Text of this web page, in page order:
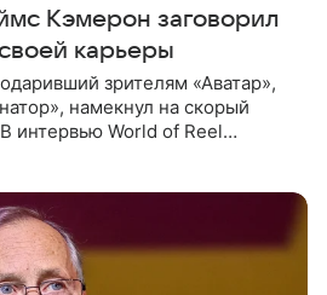
Кэмерон заговорил
карьеры
зрителям «Аватар»,
намекнул на скорый
интервью World of Reel